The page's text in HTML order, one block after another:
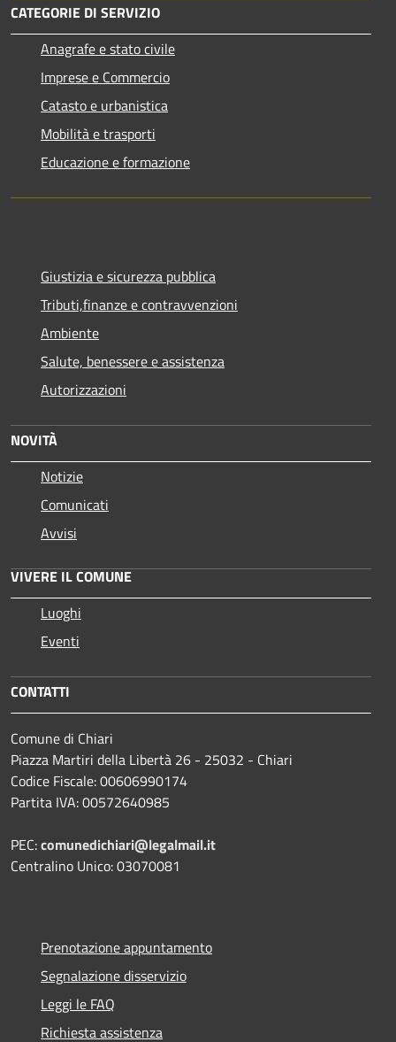
CATEGORIE DI SERVIZIO
Anagrafe e stato civile
Imprese e Commercio
Catasto e urbanistica
Mobilità e trasporti
Educazione e formazione
Giustizia e sicurezza pubblica
Tributi,finanze e contravvenzioni
Ambiente
Salute, benessere e assistenza
Autorizzazioni
NOVITÀ
Notizie
Comunicati
Avvisi
VIVERE IL COMUNE
Luoghi
Eventi
CONTATTI
Comune di Chiari
Piazza Martiri della Libertà 26 - 25032 - Chiari
Codice Fiscale: 00606990174
Partita IVA: 00572640985
PEC:comunedichiari@legalmail.it
Centralino Unico: 03070081
Prenotazione appuntamento
Segnalazione disservizio
Leggi le FAQ
Richiesta assistenza